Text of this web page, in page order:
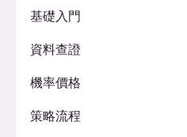
基礎入門
資料查證
機率價格
策略流程